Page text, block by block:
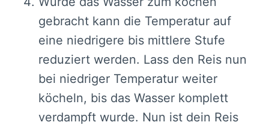
gebracht kann die Temperatur auf
eine niedrigere bis mittlere Stufe
reduziert werden. Lass den Reis nun
bei niedriger Temperatur weiter
köcheln, bis das Wasser komplett
verdampft wurde. Nun ist dein Reis